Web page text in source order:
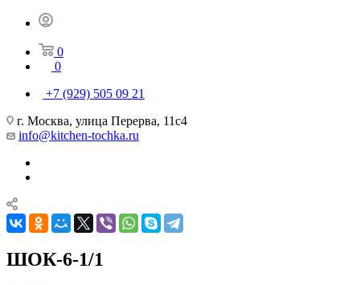
0
0
+7 (929) 505 09 21
г. Москва, улица Перерва, 11с4
info@kitchen-tochka.ru
ШОК-6-1/1